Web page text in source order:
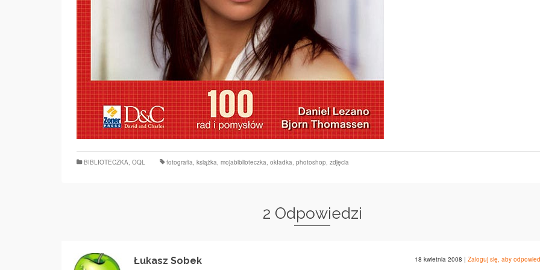
BIBLIOTECZKA, OQL fotografia, książka, mojabiblioteczka, okładka, photoshop, zdjęcia
2 Odpowiedzi
Łukasz Sobek 18 kwietnia 2008 | Zaloguj się, aby